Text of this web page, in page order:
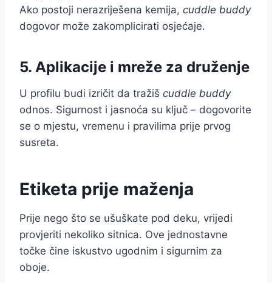
Ako postoji nerazriješena kemija, cuddle buddy
dogovor može zakomplicirati osjećaje.
5. Aplikacije i mreže za druženje
U profilu budi izričit da tražiš cuddle buddy
odnos. Sigurnost i jasnoća su ključ – dogovorite
se o mjestu, vremenu i pravilima prije prvog
susreta.
Etiketa prije maženja
Prije nego što se ušuškate pod deku, vrijedi
provjeriti nekoliko sitnica. Ove jednostavne
točke čine iskustvo ugodnim i sigurnim za
oboje.